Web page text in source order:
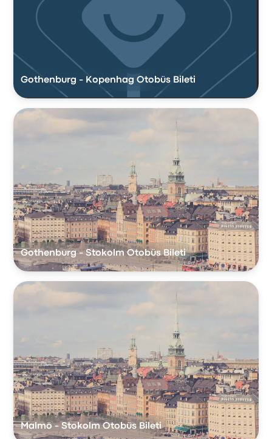
Gothenburg - Kopenhag Otobüs Bileti
Gothenburg - Stokolm Otobüs Bileti
Malmö - Stokolm Otobüs Bileti